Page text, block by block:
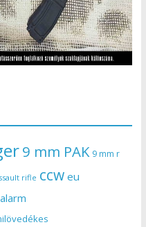
9 mm PAK 9 mm r
rifle ccw eu